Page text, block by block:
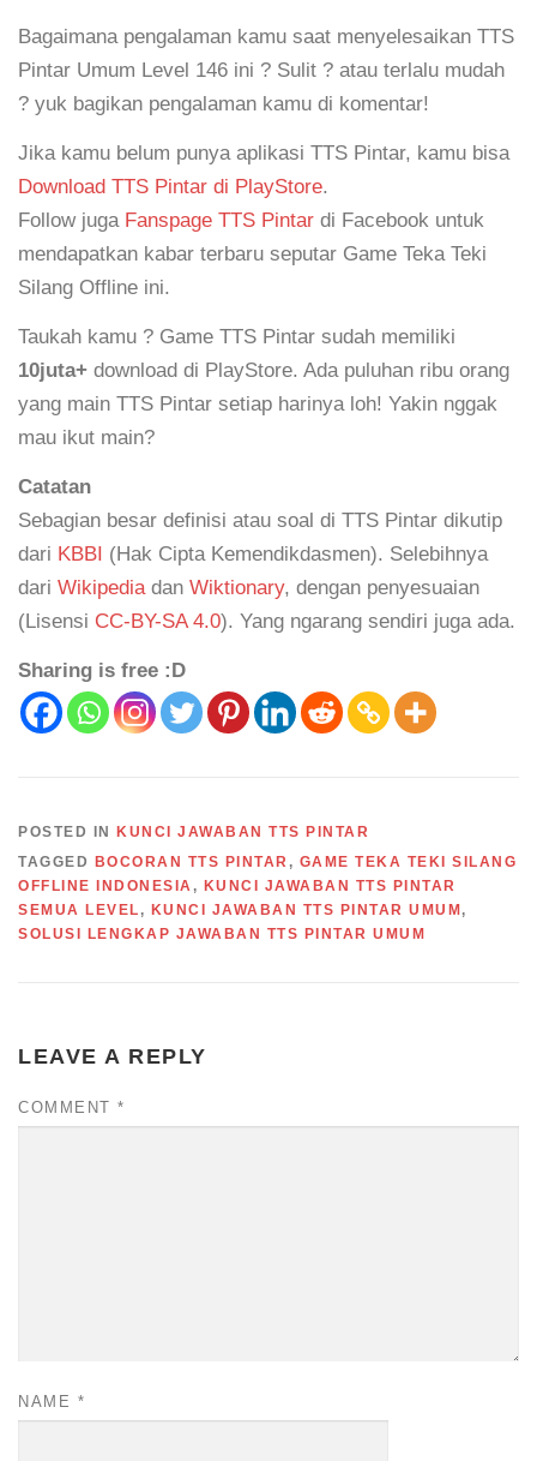
Bagaimana pengalaman kamu saat menyelesaikan TTS
Pintar Umum Level 146 ini ? Sulit ? atau terlalu mudah
? yuk bagikan pengalaman kamu di komentar!
Jika kamu belum punya aplikasi TTS Pintar, kamu bisa
Download TTS Pintar di PlayStore.
Follow juga Fanspage TTS Pintar di Facebook untuk
mendapatkan kabar terbaru seputar Game Teka Teki
Silang Offline ini.
Taukah kamu ? Game TTS Pintar sudah memiliki
10juta+ download di PlayStore. Ada puluhan ribu orang
yang main TTS Pintar setiap harinya loh! Yakin nggak
mau ikut main?
Catatan
Sebagian besar definisi atau soal di TTS Pintar dikutip
dari KBBI (Hak Cipta Kemendikdasmen). Selebihnya
dari Wikipediadan Wiktionary, dengan penyesuaian
(Lisensi CC-BY-SA 4.0). Yang ngarang sendiri juga ada.
Sharing is free :D
POSTED IN
KUNCI JAWABAN TTS PINTAR
TAGGED
BOCORAN TTS PINTAR , GAME TEKA TEKI SILANG
OFFLINE INDONESIA , KUNCI JAWABAN TTS PINTAR
SEMUA LEVEL , KUNCI JAWABAN TTS PINTAR UMUM ,
SOLUSI LENGKAP JAWABAN TTS PINTAR UMUM
LEAVE A REPLY
COMMENT *
NAME *